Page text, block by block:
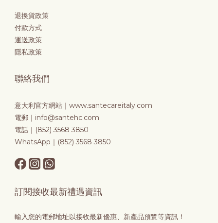
退換貨政策
付款方式
運送政策
隱私政策
聯絡我們
意大利官方網站｜ www.santecareitaly.com
電郵｜info@santehc.com
電話｜(852) 3568 3850
WhatsApp｜(852) 3568 3850
訂閱接收最新禮遇資訊
輸入您的電郵地址以接收最新優惠、新產品預覽等資訊！